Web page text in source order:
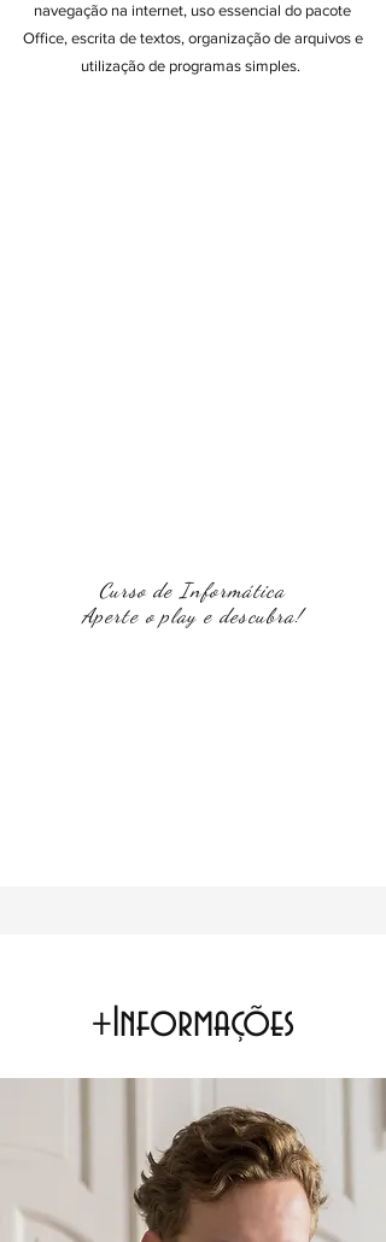
navegação na internet, uso essencial do pacote
Office, escrita de textos, organização de arquivos e
utilização de programas simples.
Curso de Informática
Aperte o play e descubra!
+Informações